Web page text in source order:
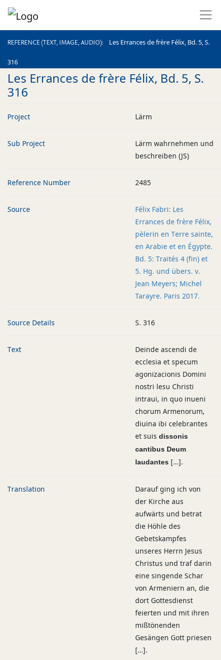
REFERENCE (TEXT, IMAGE, AUDIO) Les Errances de frère Félix, Bd. 5, S.
316
REFERENCE (TEXT, IMAGE, AUDIO)
Les Errances de frère Félix, Bd. 5, S.
316
Project Lärm
Sub Project
Lärm wahrnehmen und
beschreiben (JS)
Reference Number 2485
Source
Félix Fabri: Les
Errances de frère Félix,
pèlerin en Terre sainte,
en Arabie et en Égypte.
Bd. 5: Traités 4 (fin) et
5. Hg. und übers. v.
Jean Meyers; Michel
Tarayre. Paris 2017.
Source Details S. 316
Text
Deinde ascendi de
ecclesia et specum
agonizacionis Domini
nostri lesu Christi
intraui, in quo inueni
chorum Armenorum,
diuina ibi celebrantes
et suis dissonis
cantibus Deum
laudantes […].
Translation
Darauf ging ich von
der Kirche aus
aufwärts und betrat
die Höhle des
Gebetskampfes
unseres Herrn Jesus
Christus und traf darin
eine singende Schar
von Armeniern an, die
dort Gottesdienst
feierten und mit ihren
mißtönenden
Gesängen Gott priesen
[…].